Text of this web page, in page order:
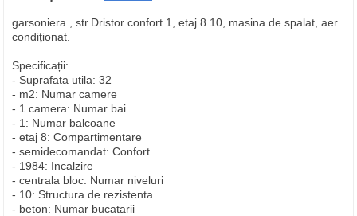
garsoniera , str.Dristor confort 1, etaj 8 10, masina de spalat, aer
condiționat.
Specificații:
- Suprafata utila: 32
- m2: Numar camere
- 1 camera: Numar bai
- 1: Numar balcoane
- etaj 8: Compartimentare
- semidecomandat: Confort
- 1984: Incalzire
- centrala bloc: Numar niveluri
- 10: Structura de rezistenta
- beton: Numar bucatarii